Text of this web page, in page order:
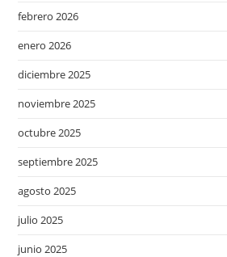
febrero 2026
enero 2026
diciembre 2025
noviembre 2025
octubre 2025
septiembre 2025
agosto 2025
julio 2025
junio 2025